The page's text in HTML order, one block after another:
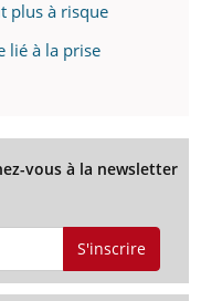
plus à risque
lié à la prise
vous à la newsletter
S'inscrire